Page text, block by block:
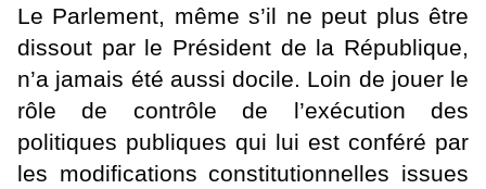
Le Parlement, même s’il ne peut plus être
dissout par le Président de la République,
n’a jamais été aussi docile. Loin de jouer le
rôle de contrôle de l’exécution des
politiques publiques qui lui est conféré par
les modifications constitutionnelles issues